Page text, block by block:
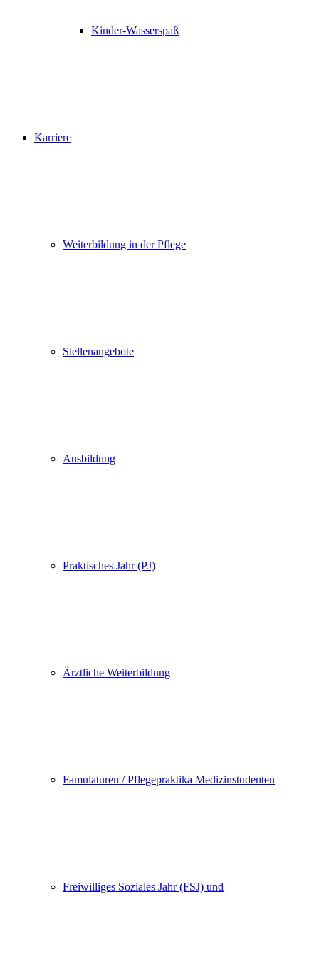
Kinder-Wasserspaß
Karriere
Weiterbildung in der Pflege
Stellenangebote
Ausbildung
Praktisches Jahr (PJ)
Ärztliche Weiterbildung
Famulaturen / Pflegepraktika Medizinstudenten
Freiwilliges Soziales Jahr (FSJ) und